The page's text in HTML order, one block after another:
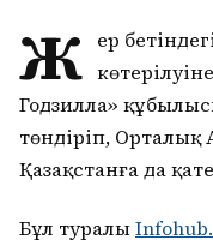
Ж ер
Годзилла»
төндіріп, Орталық
Қазақстанға да
Бұл туралы